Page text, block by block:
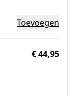
Toevoegen
€ 44,95